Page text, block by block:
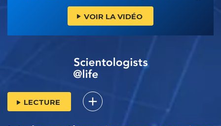
VOIR LA VIDÉO
LECTURE